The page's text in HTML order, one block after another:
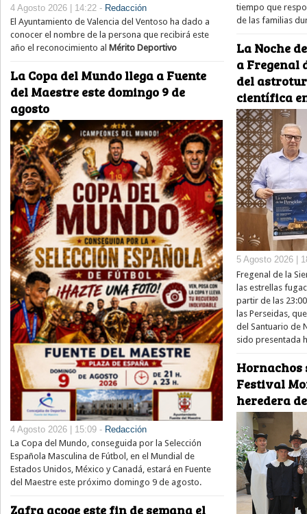
4 Agosto 2026 | 14:22 - Redacción
El Ayuntamiento de Valencia del Ventoso ha dado a
conocer el nombre de la persona que recibirá este
año el reconocimiento al Mérito Deportivo
La Copa del Mundo llega a Fuente
del Maestre este domingo 9 de
agosto
4 Agosto 2026 | 15:09 - Redacción
La Copa del Mundo, conseguida por la Selección
Española Masculina de Fútbol, en el Mundial de
Estados Unidos, México y Canadá, estará en Fuente
del Maestre este próximo domingo 9 de agosto.
Zafra acoge este fin de semana el
tiempo que
de las familias
La Noche
a Fregenal
del
científica
5 Agosto 2026 |
Fregenal de la
las estrellas
partir de las
las Perseidas,
del Santuario de
sido presentada
Hornachos
Festival
heredera